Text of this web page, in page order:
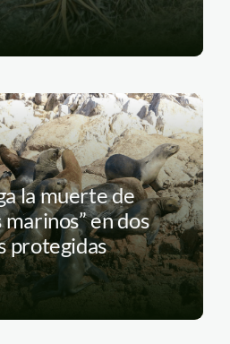
la muerte de
en dos
protegidas